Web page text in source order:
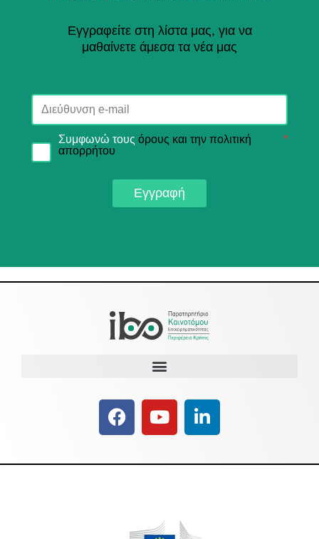
Εγγραφείτε στη λίστα μας, για να
μαθαίνετε άμεσα τα νέα μας
Συμφωνώ τους όρους και την πολιτική
απορρήτου
*
Εγγραφή